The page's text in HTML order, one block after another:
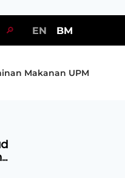
🔎 EN BM
Makanan UPM